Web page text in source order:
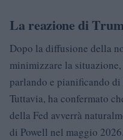
La reazione di
Dopo la diffusione della
minimizzare la
parlando e pianificando
Tuttavia, ha confermato
della Fed avverrà
di Powell nel maggio